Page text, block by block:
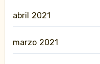
abril 2021
marzo 2021